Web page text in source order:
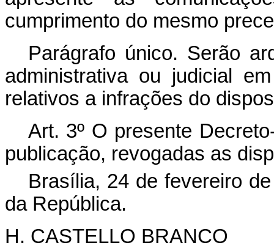
cumprimento do mesmo
Parágrafo único. Serão
administrativa ou judicial
relativos a infrações do
Art. 3º O presente
publicação, revogadas as
Brasília, 24 de fevereiro
da República.
H. CASTELLO BRANCO